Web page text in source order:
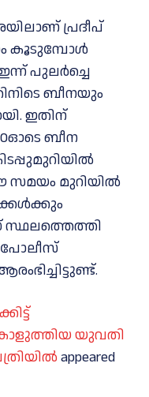
പ്രദീപ്
കൂടുമ്പോൾ
പുലർച്ചെ
ബീനയും
ഇതിന്
ബീന
മുറിയിൽ
സ്ഥലത്തെത്തി
പോലീസ്
യുവതി
appeared